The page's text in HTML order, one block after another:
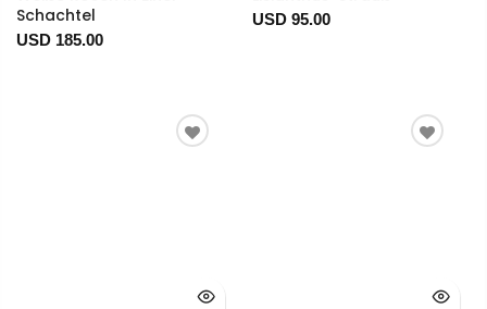
Schachtel
USD 185.00
USD 95.00